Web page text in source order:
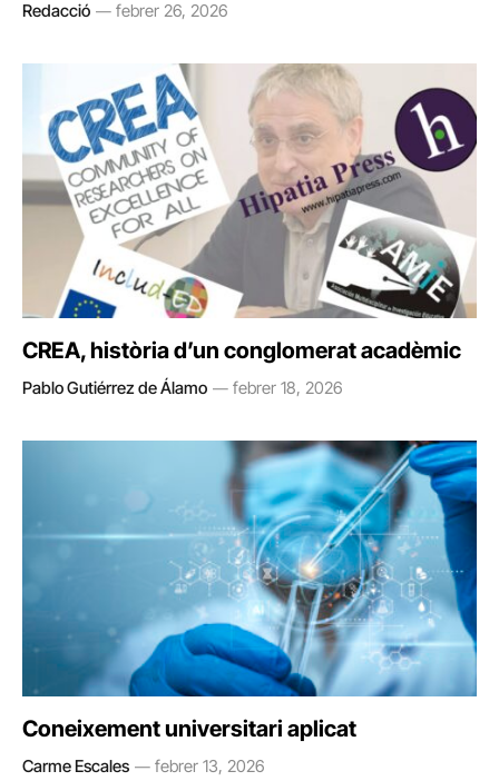
Redacció febrer 26, 2026
CREA, història d’un conglomerat acadèmic
Pablo Gutiérrez de Álamo febrer 18, 2026
Coneixement universitari aplicat
Carme Escales febrer 13, 2026